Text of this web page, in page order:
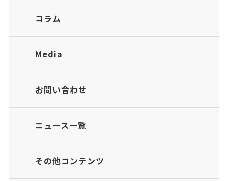
コラム
Media
お問い合わせ
ニュース一覧
その他コンテンツ